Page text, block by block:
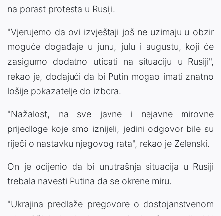
na porast protesta u Rusiji.
"Vjerujemo da ovi izvještaji još ne uzimaju u obzir
moguće događaje u junu, julu i augustu, koji će
zasigurno dodatno uticati na situaciju u Rusiji",
rekao je, dodajući da bi Putin mogao imati znatno
lošije pokazatelje do izbora.
"Nažalost, na sve javne i nejavne mirovne
prijedloge koje smo iznijeli, jedini odgovor bile su
riječi o nastavku njegovog rata", rekao je Zelenski.
On je ocijenio da bi unutrašnja situacija u Rusiji
trebala navesti Putina da se okrene miru.
"Ukrajina predlaže pregovore o dostojanstvenom